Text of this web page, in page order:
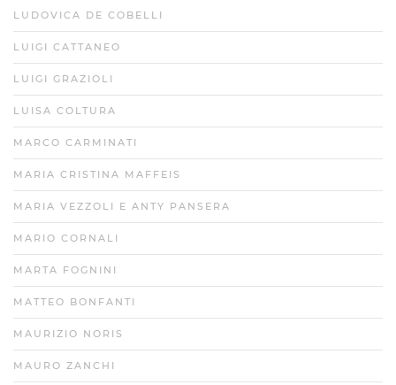
LUDOVICA DE COBELLI
LUIGI CATTANEO
LUIGI GRAZIOLI
LUISA COLTURA
MARCO CARMINATI
MARIA CRISTINA MAFFEIS
MARIA VEZZOLI E ANTY PANSERA
MARIO CORNALI
MARTA FOGNINI
MATTEO BONFANTI
MAURIZIO NORIS
MAURO ZANCHI